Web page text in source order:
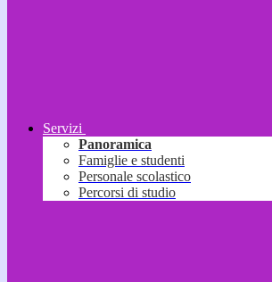
Servizi
Panoramica
Famiglie e studenti
Personale scolastico
Percorsi di studio